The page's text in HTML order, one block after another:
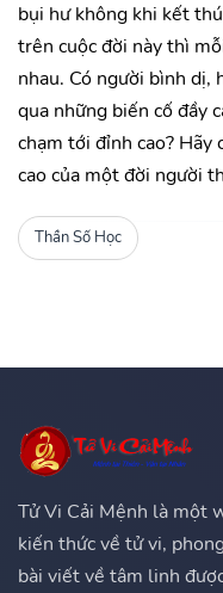
bụi hư không khi kết
trên cuộc đời này thì
nhau. Có người bình dị,
qua những biến cố đầy
chạm tới đỉnh cao?
cao của một đời người
Thần Số Học
Tử Vi Cải Mệnh là một
kiến thức về tử vi,
bài viết về tâm linh